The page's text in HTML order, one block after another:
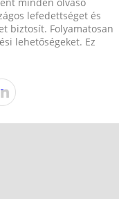
lefedettséget és
biztosít. Folyamatosan
lehetőségeket. Ez